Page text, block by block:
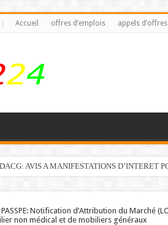
Accueil offres d’emplois appels d’offres
AVIS A MANIFESTATIONS D’INTERET
PASSPE: Notification d’Attribution du Marché
non médical et de mobiliers généraux